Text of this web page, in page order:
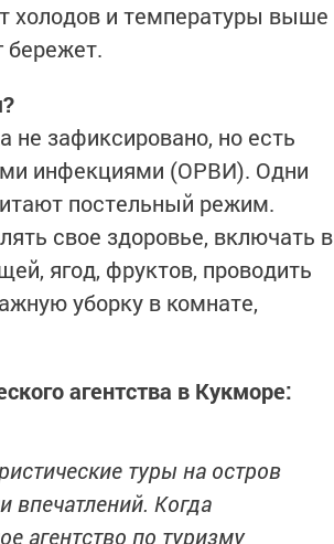
холодов и температуры выше
бережет.
не зафиксировано, но есть
инфекциями (ОРВИ). Одни
постельный режим.
свое здоровье, включать в
ягод, фруктов, проводить
уборку в комнате,
агентства в Кукморе:
туры на остров
впечатлений. Когда
агентство по туризму